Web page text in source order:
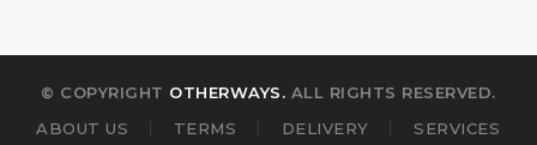
© COPYRIGHT OTHERWAYS. ALL RIGHTS RESERVED.
ABOUT US
TERMS DELIVERY SERVICES